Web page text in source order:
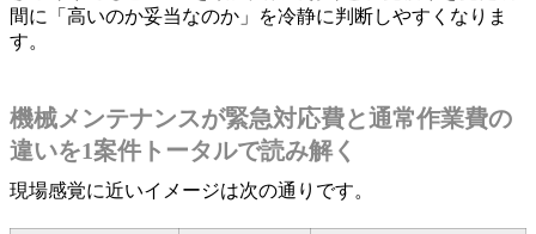
間に「高いのか妥当なのか」を冷静に判断しやすくなりま
す。
機械メンテナンスが緊急対応費と通常作業費の
違いを1案件トータルで読み解く
現場感覚に近いイメージは次の通りです。